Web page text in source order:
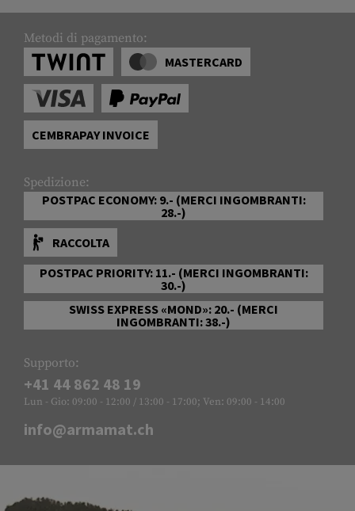
Metodi di pagamento:
MASTERCARD
CEMBRAPAY INVOICE
Spedizione:
POSTPAC ECONOMY: 9.- (MERCI INGOMBRANTI:
28.-)
RACCOLTA
POSTPAC PRIORITY: 11.- (MERCI INGOMBRANTI:
30.-)
SWISS EXPRESS «MOND»: 20.- (MERCI
INGOMBRANTI: 38.-)
Supporto:
+41 44 862 48 19
Lun - Gio: 09:00 - 12:00 / 13:00 - 17:00; Ven: 09:00 - 14:00
info@armamat.ch